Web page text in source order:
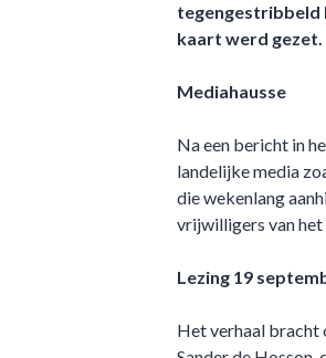
tegengestribbeld
kaart werd gezet.
Mediahausse
Na een bericht in
landelijke media
die wekenlang
vrijwilligers van het
Lezing 19
Het verhaal bracht